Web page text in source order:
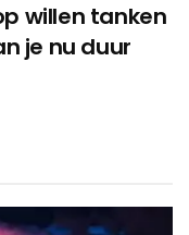
willen tanken
je nu duur